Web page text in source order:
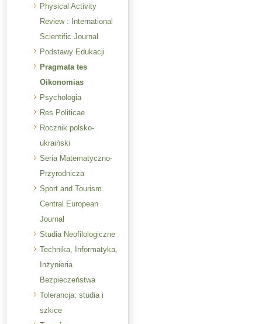
Physical Activity
Review : International
Scientific Journal
Podstawy Edukacji
Pragmata tes
Oikonomias
Psychologia
Res Politicae
Rocznik polsko-
ukraiński
Seria Matematyczno-
Przyrodnicza
Sport and Tourism.
Central European
Journal
Studia Neofilologiczne
Technika, Informatyka,
Inżynieria
Bezpieczeństwa
Tolerancja: studia i
szkice